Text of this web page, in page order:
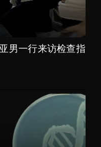
国家生物制造产业创新
深港脑科学创新研究院
男一行来访检查指